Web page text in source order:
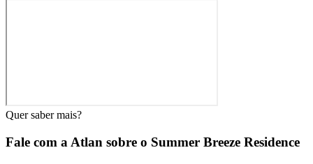
Quer saber mais?
Fale com a Atlan sobre o Summer Breeze Residence